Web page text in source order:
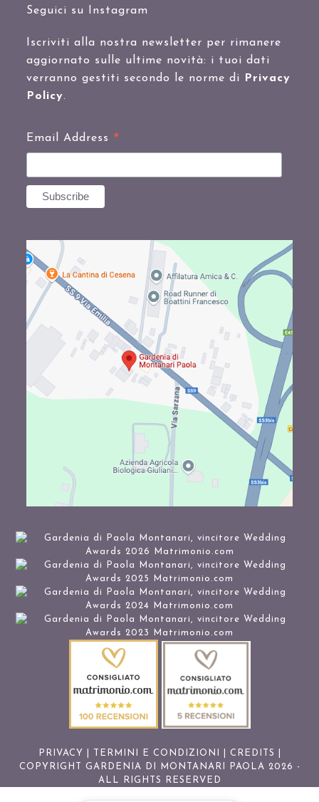
Seguici su Instagram
Iscriviti alla nostra newsletter per rimanere
aggiornato sulle ultime novità: i tuoi dati
verranno gestiti secondo le norme di Privacy
Policy.
Email Address *
PRIVACY TERMINI E CONDIZIONI CREDITS
COPYRIGHT GARDENIA DI MONTANARI PAOLA 2026 -
ALL RIGHTS RESERVED